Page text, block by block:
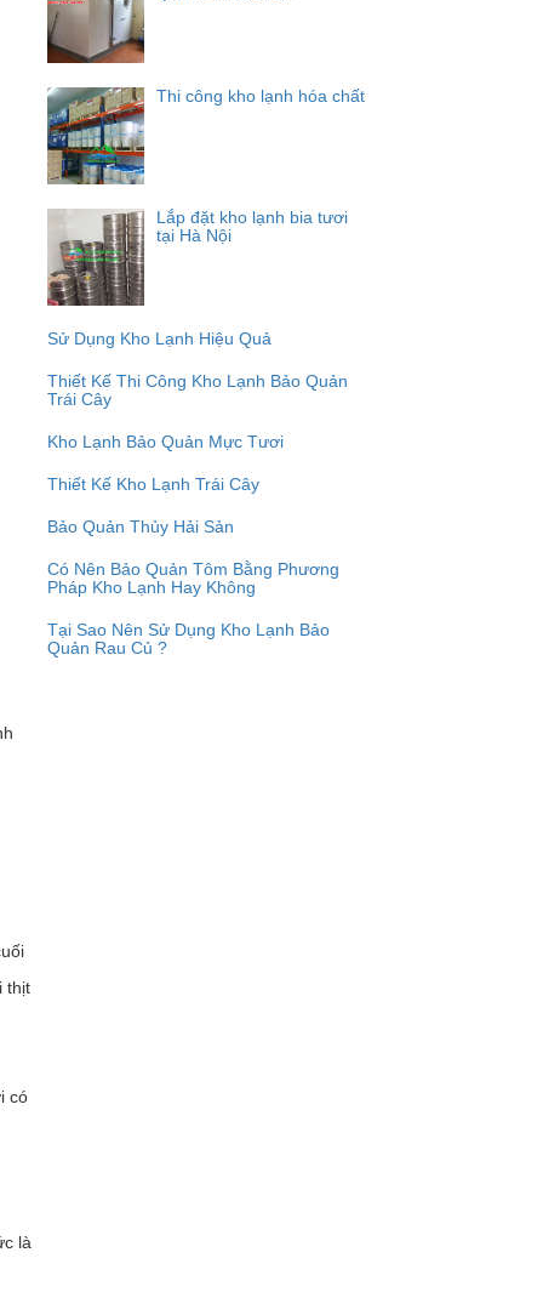
thịt
có
là
Thi công kho lạnh hóa chất
Lắp đặt kho lạnh bia tươi
tại Hà Nội
Sử Dụng Kho Lạnh Hiệu Quả
Thiết Kế Thi Công Kho Lạnh Bảo Quản
Trái Cây
Kho Lạnh Bảo Quản Mực Tươi
Thiết Kế Kho Lạnh Trái Cây
Bảo Quản Thủy Hải Sản
Có Nên Bảo Quản Tôm Bằng Phương
Pháp Kho Lạnh Hay Không
Tại Sao Nên Sử Dụng Kho Lạnh Bảo
Quản Rau Củ ?